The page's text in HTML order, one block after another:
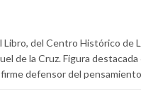
Libro, del Centro Histórico de
de la Cruz. Figura
defensor del